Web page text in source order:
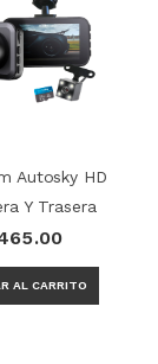
Autosky HD
Y Trasera